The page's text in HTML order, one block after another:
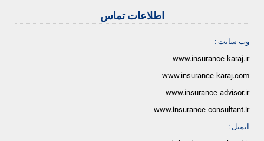
اطلاعات تماس
وب سایت :
www.insurance-karaj.ir
www.insurance-karaj.com
www.insurance-advisor.ir
www.insurance-consultant.ir
ایمیل :